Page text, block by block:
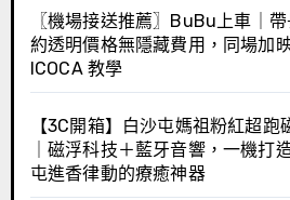
〖機場接送推薦〗BuBu上車｜
約透明價格無隱藏費用，同場加
ICOCA 教學
【3C開箱】白沙屯媽祖粉紅超跑
｜磁浮科技＋藍牙音響，一機打
屯進香律動的療癒神器